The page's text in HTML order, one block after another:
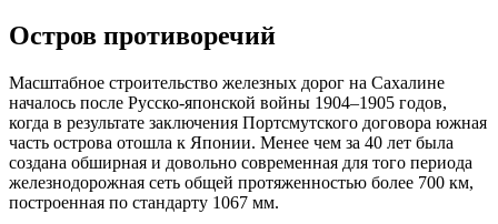
Остров противоречий
Масштабное строительство железных дорог на Сахалине
началось после Русско-японской войны 1904–1905 годов,
когда в результате заключения Порт­смутского договора южная
часть острова отошла к Японии. Менее чем за 40 лет была
создана обшир­ная и довольно современная для того периода
железнодорожная сеть общей протяженностью более 700 км,
построенная по стандарту 1067 мм.